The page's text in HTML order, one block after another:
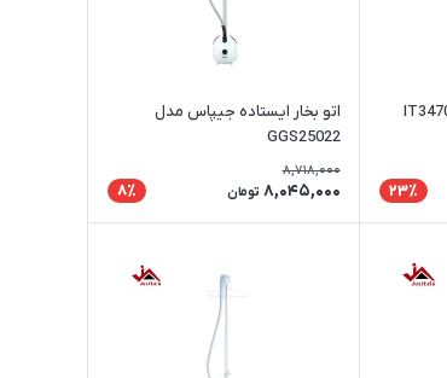
23٪
اتو بخار ایستاده جیپاس مدل
GGS25022
8,718,000
8,045,000 تومان 8٪